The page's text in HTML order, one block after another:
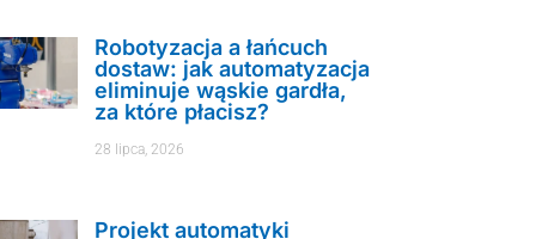
Robotyzacja a łańcuch
dostaw: jak automatyzacja
eliminuje wąskie gardła,
za które płacisz?
28 lipca, 2026
Projekt automatyki